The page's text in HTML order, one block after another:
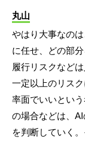
丸山
やはり大事なの
に任せ、どの部
履行リスクなど
一定以上のリス
率面でいいとい
の場合などは、
を判断していく